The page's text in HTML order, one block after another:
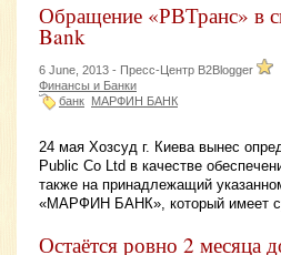
Обращение «РВТранс» в
Bank
6 June, 2013 - Пресс-Центр B2Blogger
Финансы и Банки
банк МАРФИН БАНК
24 мая Хозсуд г. Киева вынес
Public Co Ltd в качестве
также на принадлежащий
«МАРФИН БАНК», который имеет
Остаётся ровно 2 месяца